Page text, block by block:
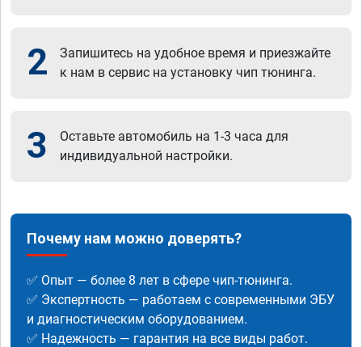
2
Запишитесь на удобное время и приезжайте
к нам в сервис на установку чип тюнинга.
3
Оставьте автомобиль на 1-3 часа для
индивидуальной настройки.
Почему нам можно доверять?
✅ Опыт — более 8 лет в сфере чип-тюнинга.
✅ Экспертность — работаем с современными ЭБУ
и диагностическим оборудованием.
✅ Надежность — гарантия на все виды работ.